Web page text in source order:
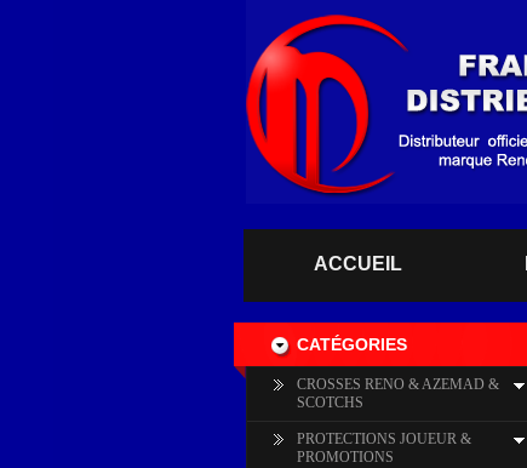
ACCUEIL
CATÉGORIES
CROSSES RENO & AZEMAD &
SCOTCHS
PROTECTIONS JOUEUR &
PROMOTIONS